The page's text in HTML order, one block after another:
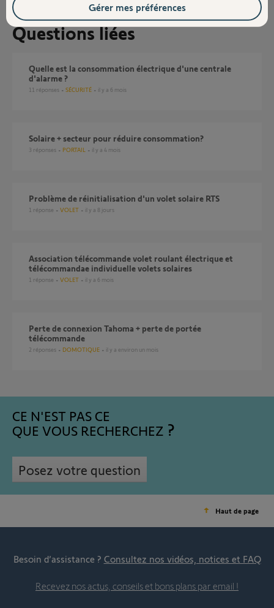
Questions liées
Quelle est la consommation électrique d'une centrale
d'alarme ?
11 réponses SÉCURITÉ il y a 6 mois
Solaire + secteur pour réduire consommation?
3 réponses PORTAIL il y a 4 mois
Problème de réinitialisation d'un volet solaire RTS
1 réponse VOLET il y a 8 jours
Association télécommande volet roulant électrique et
télécommandae individuelle volets solaires
1 réponse VOLET il y a 6 mois
perte de connexion Tahoma + perte de portée
télécommande
2 réponses DOMOTIQUE il y a environ un mois
CE N'EST PAS CE
QUE VOUS RECHERCHEZ
Posez votre question
Haut de page
Besoin d’assistance ? Consultez nos vidéos, notices et FAQ
Recevez nos actus, conseils et bons plans par email !
Gérer mes préférences